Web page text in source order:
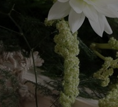
tijdelijk een
te ontwikkelen. Laat
weten dat je
hebt, we houden je